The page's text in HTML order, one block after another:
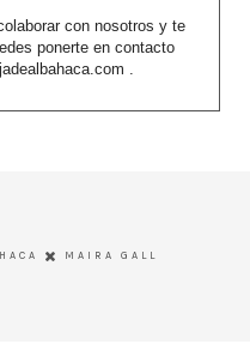
con nosotros y te
ponerte en contacto
.
MAIRA GALL